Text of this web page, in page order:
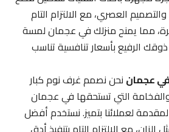
العصري، مع الالتزام التام
مما يمنح منزلك في عجمان لمسة
الرفيع بأسعار تنافسية تناسب
عجماننحن نصمم غرف نوم كبار
التي تستحقها في عجمان
لعملائنا بتميز. نستخدم أفضل